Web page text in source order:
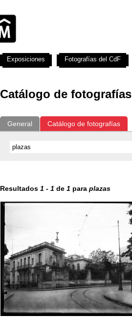
Catálogo de fotografías
General Catálogo de fotografías
Resultados 1 - 1 de 1 para plazas
Exposiciones Fotografías del CdF